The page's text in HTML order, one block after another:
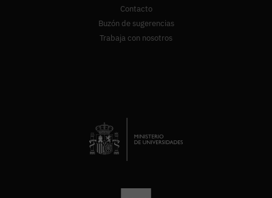
Contacto
Buzón de sugerencias
Trabaja con nosotros